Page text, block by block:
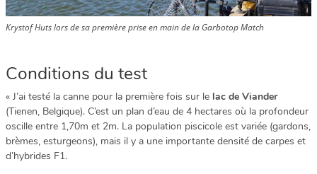
Krystof Huts lors de sa première prise en main de la Garbotop Match
Conditions du test
« J’ai testé la canne pour la première fois sur le lac de Viander
(Tienen, Belgique). C’est un plan d’eau de 4 hectares où la profondeur
oscille entre 1,70m et 2m. La population piscicole est variée (gardons,
brèmes, esturgeons), mais il y a une importante densité de carpes et
d’hybrides F1.